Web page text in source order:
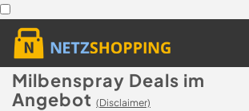
Milbenspray Deals im
Angebot (Disclaimer)